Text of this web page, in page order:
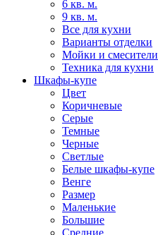
6 кв. м.
9 кв. м.
Все для кухни
Варианты отделки
Мойки и смесители
Техника для кухни
Шкафы-купе
Цвет
Коричневые
Серые
Темные
Черные
Светлые
Белые шкафы-купе
Венге
Размер
Маленькие
Большие
Средние